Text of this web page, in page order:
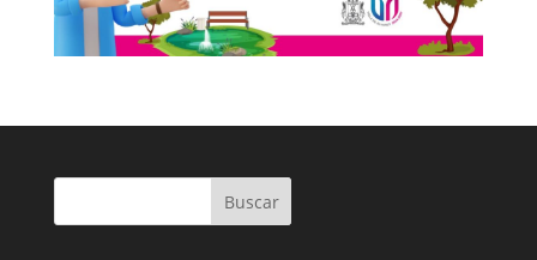
Buscar